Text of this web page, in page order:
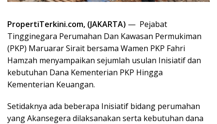
PropertiTerkini.com, (JAKARTA) — Pejabat
Tingginegara Perumahan Dan Kawasan Permukiman
(PKP) Maruarar Sirait bersama Wamen PKP Fahri
Hamzah menyampaikan sejumlah usulan Inisiatif dan
kebutuhan Dana Kementerian PKP Hingga
Kementerian Keuangan.
Setidaknya ada beberapa Inisiatif bidang perumahan
yang Akansegera dilaksanakan serta kebutuhan dana